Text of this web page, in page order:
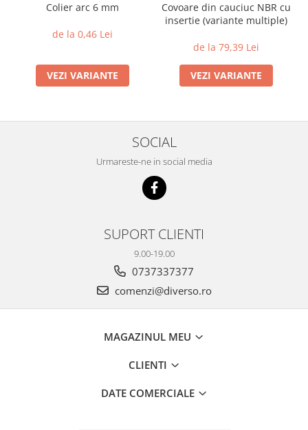
Colier arc 6 mm
de la 0,46 Lei
VEZI VARIANTE
Covoare din cauciuc NBR cu
insertie (variante multiple)
de la 79,39 Lei
VEZI VARIANTE
SOCIAL
Urmareste-ne in social media
SUPORT CLIENTI
9.00-19.00
0737337377
comenzi@diverso.ro
MAGAZINUL MEU
CLIENTI
DATE COMERCIALE